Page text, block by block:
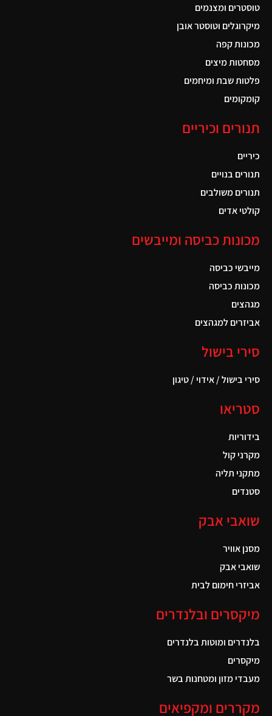
טוסטרים ומצנמים
מיקרוגלים וטוסטר אובן
מכונות קפה
מסחטות מיצים
פלטות שבת ומיחמים
קומקומים
תנורים וכיריים
כיריים
תנורים בנויים
תנורים משולבים
קולטי אדים
מכונות כביסה ומייבשים
מייבשי כביסה
מכונות כביסה
מגהצים
אביזרים למגהצים
סירי בישול
סירי בישול / אידוי / טיגון
סטריאו
בידוריות
מקרני קול
מתקני תליה
סטנדים
שואבי אבק
מסנן אוויר
שואבי אבק
אביזרי חימום לבית
מיקסרים ובלנדרים
בלנדרים ומוטות בלנדרים
מיקסרים
מעבדי מזון ומטחנות בשר
מקררים ומקפיאים